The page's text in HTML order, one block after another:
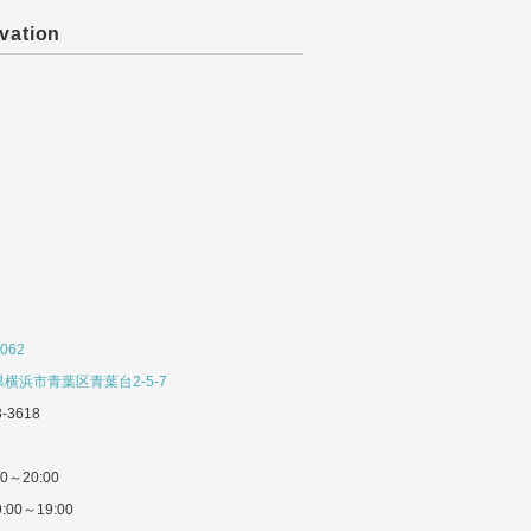
横浜市青葉区青葉台2-5-7
3618
～20:00
～19:00